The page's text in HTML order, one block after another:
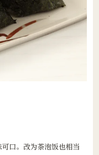
口。改为茶泡饭也相当